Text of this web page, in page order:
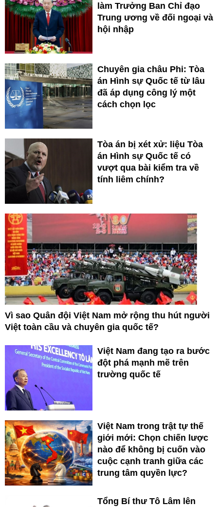
làm Trưởng Ban Chỉ đạo
Trung ương về đối ngoại và
hội nhập
Chuyên gia châu Phi: Tòa
án Hình sự Quốc tế từ lâu
đã áp dụng công lý một
cách chọn lọc
Tòa án bị xét xử: liệu Tòa
án Hình sự Quốc tế có
vượt qua bài kiểm tra về
tính liêm chính?
Vì sao Quân đội Việt Nam mở rộng thu hút người
Việt toàn cầu và chuyên gia quốc tế?
Việt Nam đang tạo ra bước
đột phá mạnh mẽ trên
trường quốc tế
Việt Nam trong trật tự thế
giới mới: Chọn chiến lược
nào để không bị cuốn vào
cuộc cạnh tranh giữa các
trung tâm quyền lực?
Tổng Bí thư Tô Lâm lên